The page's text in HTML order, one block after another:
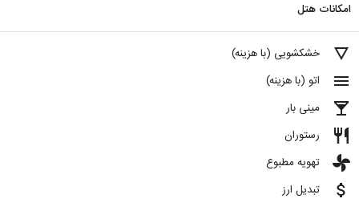
امکانات هتل
details خشکشویی (با هزینه)
menu اتو (با هزینه)
local_bar مینی بار
restaurant رستوران
toys تهویه مطبوع
attach_money تبدیل ارز